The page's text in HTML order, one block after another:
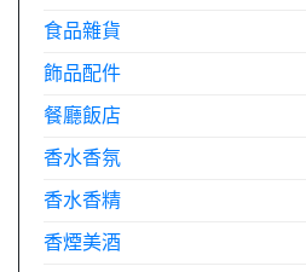
食品雜貨
飾品配件
餐廳飯店
香水香氛
香水香精
香煙美酒